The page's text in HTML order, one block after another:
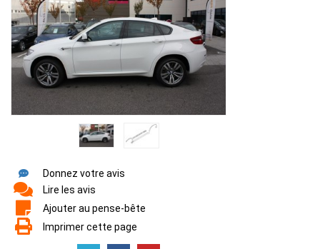
Donnez votre avis
Lire les avis
Ajouter au pense-bête
Imprimer cette page